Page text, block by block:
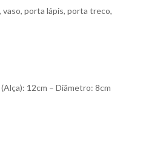
porta lápis, porta treco,
12cm – Diâmetro: 8cm